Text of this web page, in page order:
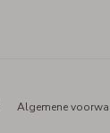
Algemene